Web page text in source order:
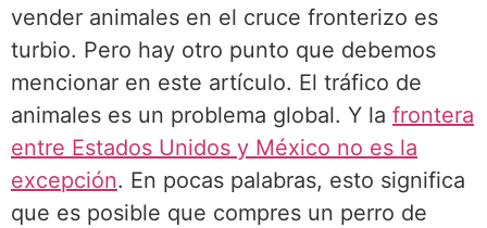
vender animales en el cruce fronterizo es
turbio. Pero hay otro punto que debemos
mencionar en este artículo. El tráfico de
animales es un problema global. Y la frontera
entre Estados Unidos y México no es la
excepción. En pocas palabras, esto significa
que es posible que compres un perro de